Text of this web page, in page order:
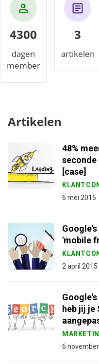
4300
dagen
member
3
artikelen
Artikelen
48%
seconde
[case]
6 mei 2015
Google's
'mobile
2 april 2015
heb jij je
6